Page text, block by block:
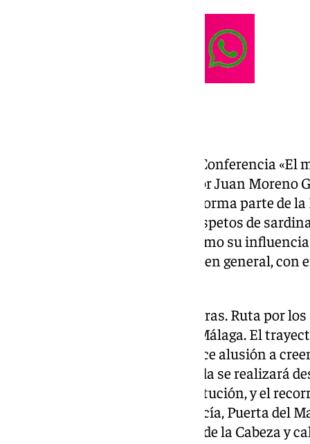
4 de octubre, a las 19.00 horas. Conferencia
patria del Espeto», impartida por Juan Moreno
Carta Malacitana. Este evento forma parte de
el impacto que han tenido los espetos de
gastronómico en Málaga, así como su
Sol. Actividad abierta al público en general,
5 de octubre, de 10.30 a 14.00 horas. Ruta por
urbana del centro histórico de Málaga. El
simbología desconocida que hace alusión a
históricos y personajes. La salida se realizará
ubicada en la Plaza de la Constitución, y el
Nueva, Cinco Bolas, Liborio García, Puerta del
Salinas, calle Santa Lucía, Arco de la Cabeza y